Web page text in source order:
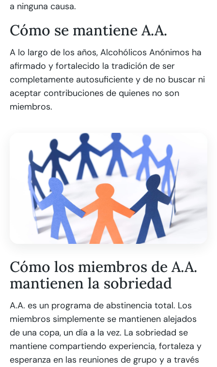
a ninguna causa.
Cómo se mantiene A.A.
A lo largo de los años, Alcohólicos Anónimos ha
afirmado y fortalecido la tradición de ser
completamente autosuficiente y de no buscar ni
aceptar contribuciones de quienes no son
miembros.
Cómo los miembros de A.A.
mantienen la sobriedad
A.A. es un programa de abstinencia total. Los
miembros simplemente se mantienen alejados
de una copa, un día a la vez. La sobriedad se
mantiene compartiendo experiencia, fortaleza y
esperanza en las reuniones de grupo y a través